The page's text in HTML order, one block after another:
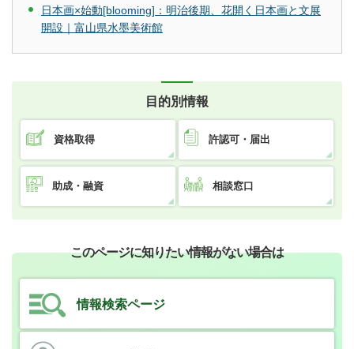
日本画×始動[blooming]：明治後期、花開く日本画と文展
開設｜富山県水墨美術館
目的別情報
資格取得 許認可・届出
助成・融資 相談窓口
このページに知りたい情報がない場合は
情報検索ページ